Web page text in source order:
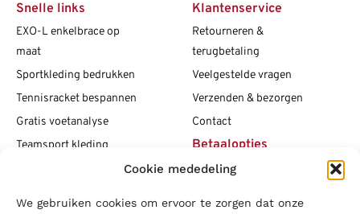
Cookie mededeling
We gebruiken cookies om ervoor te zorgen dat onze
Snelle links
EXO-L enkelbrace op
maat
Sportkleding bedrukken
Tennisracket bespannen
Gratis voetanalyse
Teamsport kleding
Klantenservice
Retourneren &
terugbetaling
Veelgestelde vragen
Verzenden & bezorgen
Contact
Betaalopties